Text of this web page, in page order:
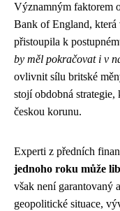
Významným faktorem
Bank of England,
přistoupila k
by měl pokračovat i v
ovlivnit sílu britské
stojí obdobná
českou korunu.
Experti z předních
jednoho roku může
však není garantovaný
geopolitické situace,